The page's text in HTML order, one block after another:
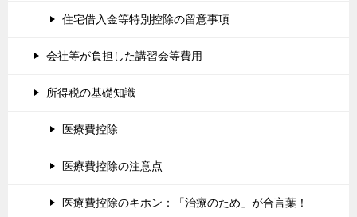
住宅借入金等特別控除の留意事項
会社等が負担した講習会等費用
所得税の基礎知識
医療費控除
医療費控除の注意点
医療費控除のキホン：「治療のため」が合言葉！